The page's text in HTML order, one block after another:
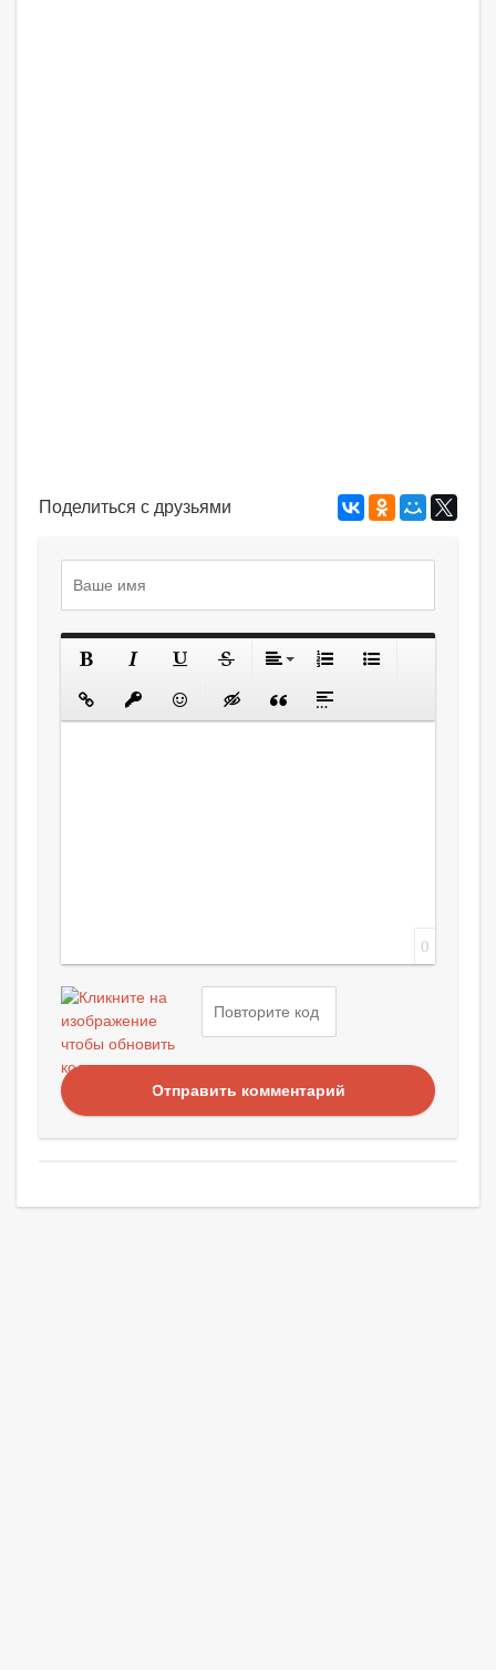
Поделиться с друзьями
0
Отправить комментарий